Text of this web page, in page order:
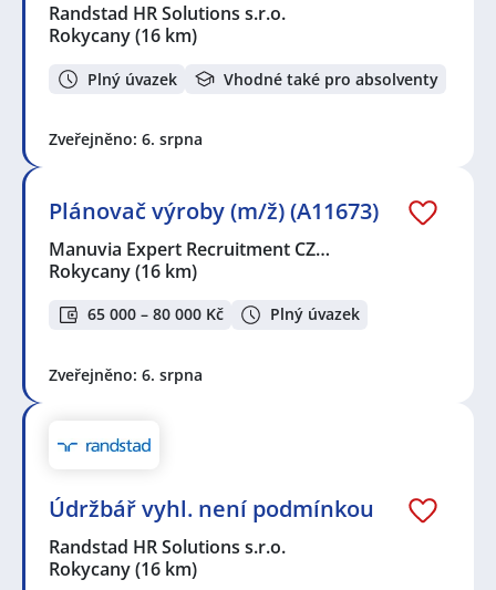
Randstad HR Solutions s.r.o.
Rokycany(16 km)
Plný úvazek Vhodné také pro absolventy
Zveřejněno: 6. srpna
Plánovač výroby (m/ž) (A11673)
Manuvia Expert Recruitment CZ…
Rokycany(16 km)
65 000 – 80 000 Kč Plný úvazek
Zveřejněno: 6. srpna
Údržbář vyhl. není podmínkou
Randstad HR Solutions s.r.o.
Rokycany(16 km)